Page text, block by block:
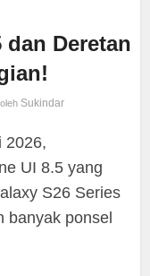
dan Deretan
oleh Sukindar
2026,
UI 8.5 yang
S26 Series
banyak ponsel